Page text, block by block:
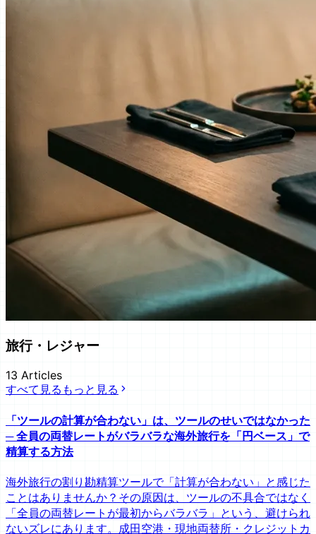
旅行・レジャー
13 Articles
すべて見る もっと見る
「ツールの計算が合わない」は、ツールのせいではなかった
─ 全員の両替レートがバラバラな海外旅行を「円ベース」で
精算する方法
海外旅行の割り勘精算ツールで「計算が合わない」と感じた
ことはありませんか？その原因は、ツールの不具合ではなく
「全員の両替レートが最初からバラバラ」という、避けられ
ないズレにあります。成田空港・現地両替所・クレジットカ